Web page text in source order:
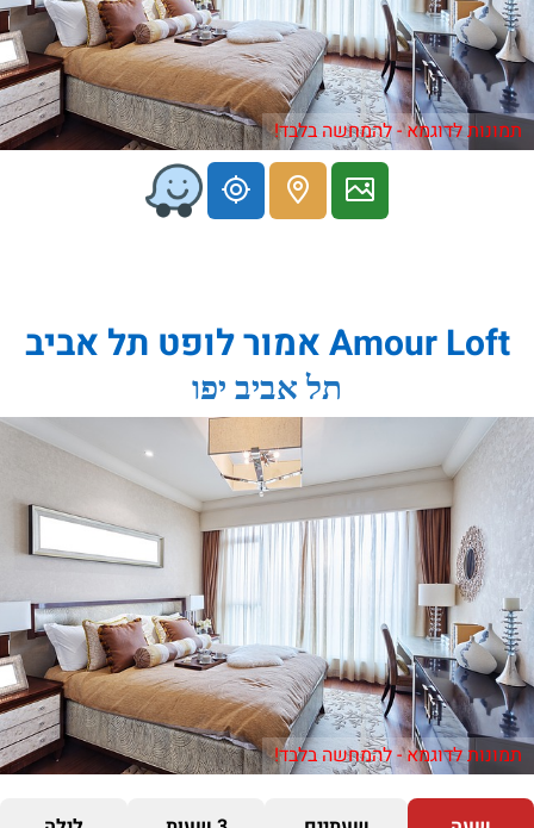
תמונות לדוגמא - להמחשה בלבד!
Amour Loft אמור לופט תל אביב
תל אביב יפו
תמונות לדוגמא - להמחשה בלבד!